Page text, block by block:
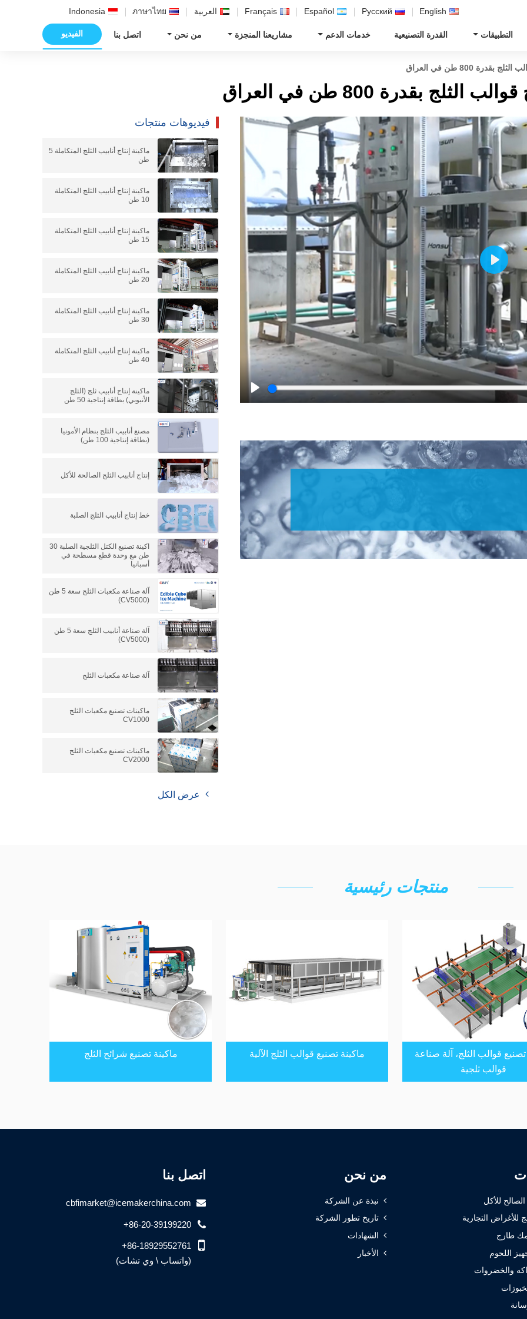
English
Русский
Español
Français العربية ภาษาไทย
Indonesia
التطبيقات القدرة التصنيعية خدمات الدعم مشاريعنا المنجزة من نحن اتصل بنا الفيديو
800 طن في العراق
بقدرة 800 طن في العراق
Play
Play
فيديوهات منتجات
ماكينة إنتاج أنابيب الثلج المتكاملة 5
طن
ماكينة إنتاج أنابيب الثلج المتكاملة
10 طن
ماكينة إنتاج أنابيب الثلج المتكاملة
15 طن
ماكينة إنتاج أنابيب الثلج المتكاملة
20 طن
ماكينة إنتاج أنابيب الثلج المتكاملة
30 طن
ماكينة إنتاج أنابيب الثلج المتكاملة
40 طن
ماكينة إنتاج أنابيب ثلج (الثلج
الأنبوبي) بطاقة إنتاجية 50 طن
مصنع أنابيب الثلج بنظام الأمونيا
(بطاقة إنتاجية 100 طن)
إنتاج أنابيب الثلج الصالحة للأكل
خط إنتاج أنابيب الثلج الصلبة
اكينة تصنيع الكتل الثلجية الصلبة 30
طن مع وحدة قطع مسطحة في
أسبانيا
آلة صناعة مكعبات الثلج سعة 5 طن
(CV5000)
آلة صناعة أنابيب الثلج سعة 5 طن
(CV5000)
آلة صناعة مكعبات الثلج
ماكينات تصنيع مكعبات الثلج
CV1000
ماكينات تصنيع مكعبات الثلج
CV2000
عرض الكل
منتجات رئيسية
تصنيع قوالب الثلج، آلة صناعة
قوالب ثلجية
ماكينة تصنيع قوالب الثلج الآلية ماكينة تصنيع شرائح الثلج
الصالح للأكل
للأغراض التجارية
طازج
اللحوم
والخضروات
من نحن
نبذة عن الشركة
تاريخ تطور الشركة
الشهادات
الأخبار
اتصل بنا
cbfimarket@icemakerchina.com
+86-20-39199220
+86-18929552761
(واتساب \ وي تشات)